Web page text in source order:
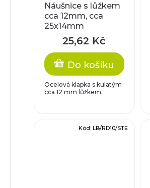
Náušnice s lůžkem
cca 12mm, cca
25x14mm
25,62 Kč
Do košíku
Ocelová klapka s kulatým
cca 12 mm lůžkem.
Kód: LB/RD10/STE